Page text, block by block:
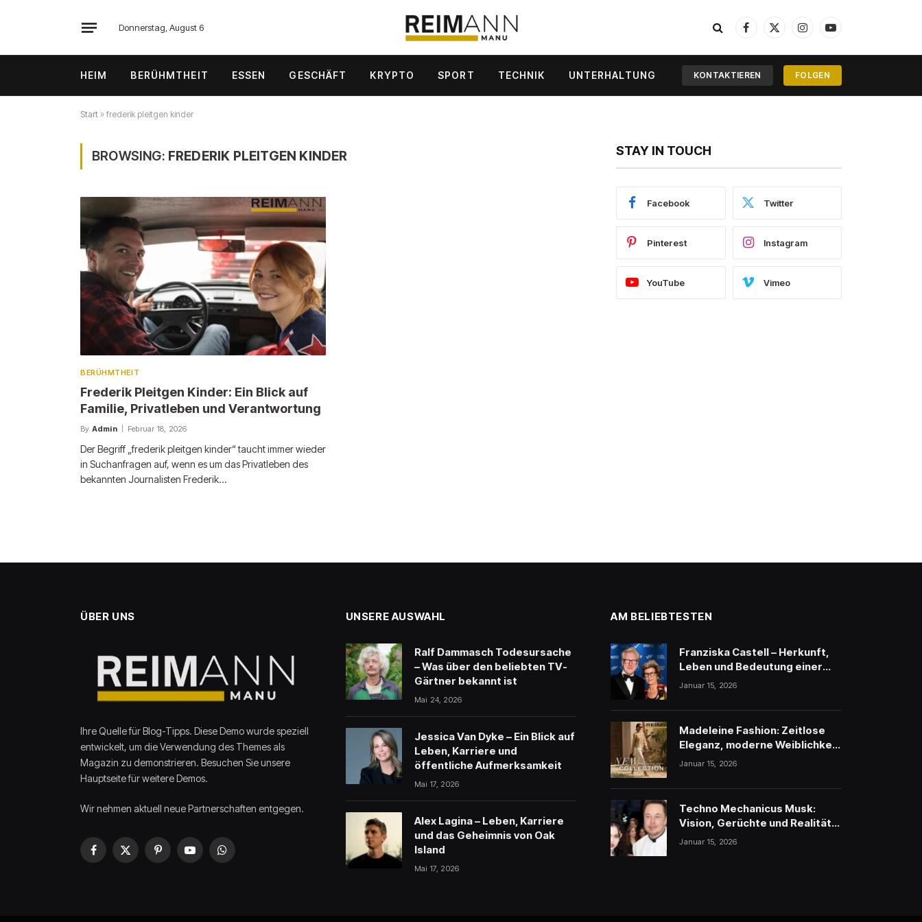
Donnerstag, August 6
Facebook
X
InstagramYouTube
HEIM BERÜHMTHEIT ESSEN GESCHÄFT KRYPTO SPORT TECHNIK UNTERHALTUNG KONTAKTIEREN FOLGEN
Start » frederik pleitgen kinder
BROWSING: FREDERIK PLEITGEN KINDER
BERÜHMTHEIT
Frederik Pleitgen Kinder: Ein Blick auf
Familie, Privatleben und Verantwortung
By Admin Februar 18, 2026
Der Begriff „frederik pleitgen kinder“ taucht immer wieder
in Suchanfragen auf, wenn es um das Privatleben des
bekannten Journalisten Frederik…
STAY IN TOUCH
Facebook Twitter
Pinterest Instagram
YouTube Vimeo
ÜBER UNS
Ihre Quelle für Blog-Tipps. Diese Demo wurde speziell
entwickelt, um die Verwendung des Themes als
Magazin zu demonstrieren. Besuchen Sie unsere
Hauptseite für weitere Demos.
Wir nehmen aktuell neue Partnerschaften entgegen.
Facebook
X
PinterestYouTubeWhatsApp
UNSERE AUSWAHL
Ralf Dammasch Todesursache
– Was über den beliebten TV-
Gärtner bekannt ist
Mai 24, 2026
Jessica Van Dyke – Ein Blick auf
Leben, Karriere und
öffentliche Aufmerksamkeit
Mai 17, 2026
Alex Lagina – Leben, Karriere
und das Geheimnis von Oak
Island
Mai 17, 2026
AM BELIEBTESTEN
Franziska Castell – Herkunft,
Leben und Bedeutung einer
traditionsreichen
Januar 15, 2026
Madeleine Fashion: Zeitlose
Eleganz, moderne Weiblichkeit
und stilvolle Inspiration
Januar 15, 2026
Techno Mechanicus Musk:
Vision, Gerüchte und Realität
hinter Elon Musks
Januar 15, 2026